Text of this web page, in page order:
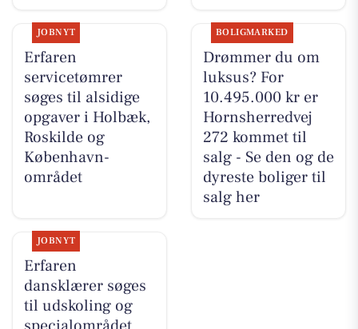
JOBNYT
Erfaren
servicetømrer
søges til alsidige
opgaver i Holbæk,
Roskilde og
København-
området
BOLIGMARKED
Drømmer du om
luksus? For
10.495.000 kr er
Hornsherredvej
272 kommet til
salg - Se den og de
dyreste boliger til
salg her
JOBNYT
Erfaren
dansklærer søges
til udskoling og